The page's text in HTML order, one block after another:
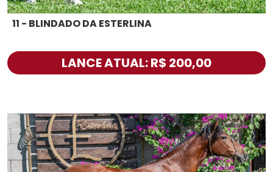
11 - BLINDADO DA ESTERLINA
LANCE ATUAL: R$ 200,00